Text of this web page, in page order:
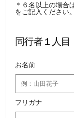
＊６名以上の場合
をご記入ください。
同行者１人目
お名前
フリガナ